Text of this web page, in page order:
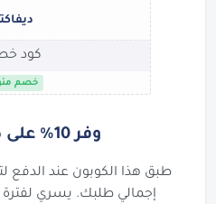
ديفاكتو
كود
خصم
وفر 10% على كل شيء!
إجمالي طلبك. يسري لفترة